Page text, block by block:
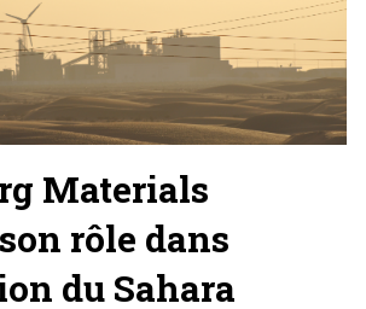
Materials
rôle dans
du Sahara